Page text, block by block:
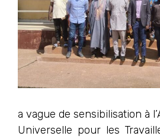
a vague de sensibilisation à
Universelle pour les